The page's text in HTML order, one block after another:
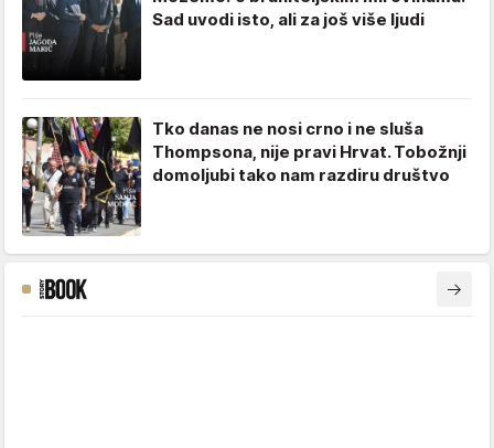
Sad uvodi isto, ali za još više ljudi
Tko danas ne nosi crno i ne sluša
Thompsona, nije pravi Hrvat. Tobožnji
domoljubi tako nam razdiru društvo